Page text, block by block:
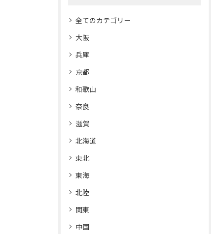
全てのカテゴリー
大阪
兵庫
京都
和歌山
奈良
滋賀
北海道
東北
東海
北陸
関東
中国